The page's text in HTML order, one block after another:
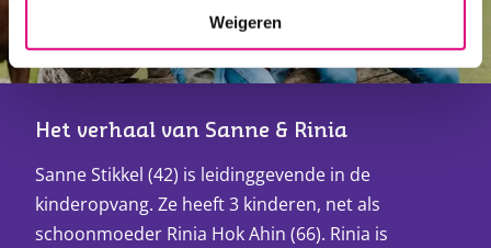
Weigeren
Het verhaal van Sanne & Rinia
Sanne Stikkel (42) is leidinggevende in de
kinderopvang. Ze heeft 3 kinderen, net als
schoonmoeder Rinia Hok Ahin (66). Rinia is